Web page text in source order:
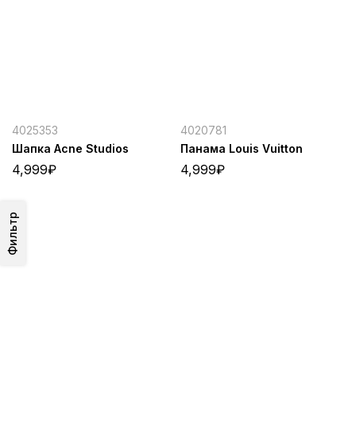
Фильтр
4025353
Шапка Acne Studios
4,999₽
4020781
Панама Louis Vuitton
4,999₽